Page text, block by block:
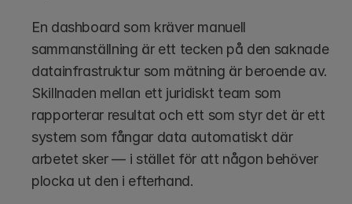
En dashboard som kräver manuell
sammanställning är ett tecken på den saknade
datainfrastruktur som mätning är beroende av.
Skillnaden mellan ett juridiskt team som
rapporterar resultat och ett som styr det är ett
system som fångar data automatiskt där
arbetet sker — i stället för att någon behöver
plocka ut den i efterhand.